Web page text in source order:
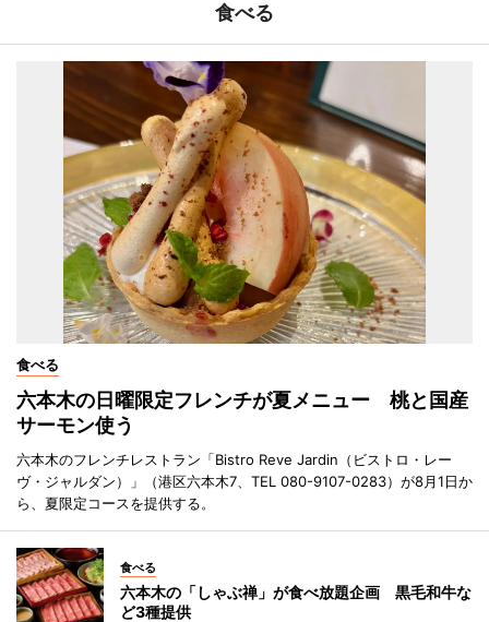
食べる
食べる
六本木の日曜限定フレンチが夏メニュー 桃と国産
サーモン使う
六本木のフレンチレストラン「Bistro Reve Jardin（ビストロ・レー
ヴ・ジャルダン）」（港区六本木7、TEL 080-9107-0283）が8月1日か
ら、夏限定コースを提供する。
食べる
六本木の「しゃぶ禅」が食べ放題企画 黒毛和牛な
ど3種提供